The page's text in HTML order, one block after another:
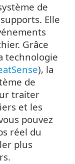
de
Elle
Grâce
technologie
), la
de
traiter
et les
pouvez
réel du
plus